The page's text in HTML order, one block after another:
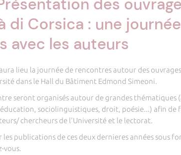
des
di Corsica : une
avec les auteurs
lieu la journée de rencontres autour des
dans le Hall du Bâtiment Edmond Simeoni.
seront organisés autour de grandes thématiques
sociolinguistiques, droit, poésie...) afin de
chercheurs de l'Université et le lectorat.
les publications de ces deux dernieres années sous
vous.